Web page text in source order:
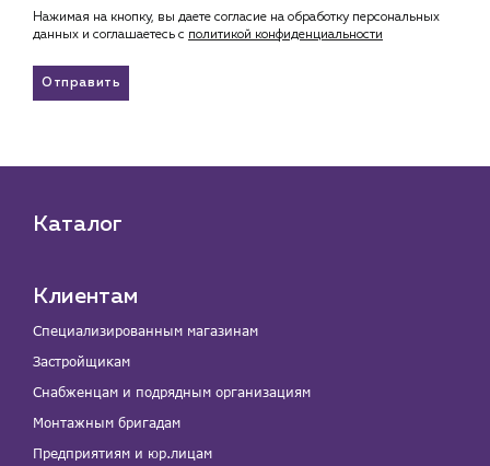
Нажимая на кнопку, вы даете согласие на обработку персональных
данных и соглашаетесь c политикой конфиденциальности
Отправить
Каталог
Клиентам
Специализированным магазинам
Застройщикам
Снабженцам и подрядным организациям
Монтажным бригадам
Предприятиям и юр.лицам